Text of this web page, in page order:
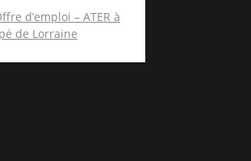
d’emploi – ATER à
de Lorraine